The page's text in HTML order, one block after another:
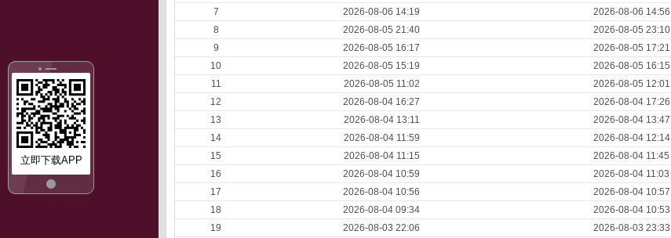
立即下载APP
7
2026-08-06 14:19 2026-08-06 14:56
8
2026-08-05 21:40 2026-08-05 23:10
9
2026-08-05 16:17 2026-08-05 17:21
10
2026-08-05 15:19 2026-08-05 16:15
11
2026-08-05 11:02 2026-08-05 12:01
12
2026-08-04 16:27 2026-08-04 17:26
13
2026-08-04 13:11 2026-08-04 13:47
14
2026-08-04 11:59 2026-08-04 12:14
15
2026-08-04 11:15 2026-08-04 11:45
16
2026-08-04 10:59 2026-08-04 11:03
17
2026-08-04 10:56 2026-08-04 10:57
18
2026-08-04 09:34 2026-08-04 10:53
19
2026-08-03 22:06 2026-08-03 23:33